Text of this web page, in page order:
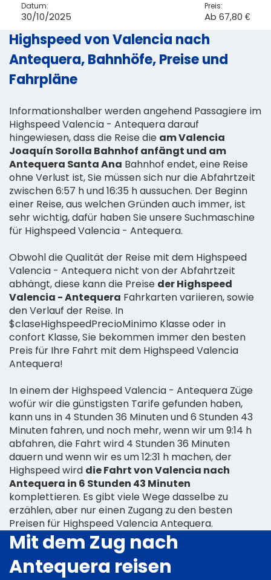
Datum:
30/10/2025
Preis:
Ab 67,80 €
Highspeed von Valencia nach
Antequera, Bahnhöfe, Preise und
Fahrpläne
Informationshalber werden angehend Passagiere im
Highspeed Valencia - Antequera darauf
hingewiesen, dass die Reise die am Valencia
Joaquín Sorolla Bahnhof anfängt und am
Antequera Santa Ana Bahnhof endet, eine Reise
ohne Verlust ist, Sie müssen sich nur die Abfahrtzeit
zwischen 6:57 h und 16:35 h aussuchen. Der Beginn
einer Reise, aus welchen Gründen auch immer, ist
sehr wichtig, dafür haben Sie unsere Suchmaschine
für Highspeed Valencia - Antequera.
Obwohl die Qualität der Reise mit dem Highspeed
Valencia - Antequera nicht von der Abfahrtzeit
abhängt, diese kann die Preise der Highspeed
Valencia - Antequera Fahrkarten variieren, sowie
den Verlauf der Reise. In
$claseHighspeedPrecioMinimo Klasse oder in
confort Klasse, Sie bekommen immer den besten
Preis für Ihre Fahrt mit dem Highspeed Valencia
Antequera!
In einem der Highspeed Valencia - Antequera Züge
wofür wir die günstigsten Tarife gefunden haben,
kann uns in 4 Stunden 36 Minuten und 6 Stunden 43
Minuten fahren, und noch mehr, wenn wir um 9:14 h
abfahren, die Fahrt wird 4 Stunden 36 Minuten
dauern und wenn wir es um 12:31 h machen, der
Highspeed wird die Fahrt von Valencia nach
Antequera in 6 Stunden 43 Minuten
komplettieren. Es gibt viele Wege dasselbe zu
erzählen, aber nur einen Zugang zu den besten
Preisen für Highspeed Valencia Antequera.
Mit dem Zug nach
Antequera reisen